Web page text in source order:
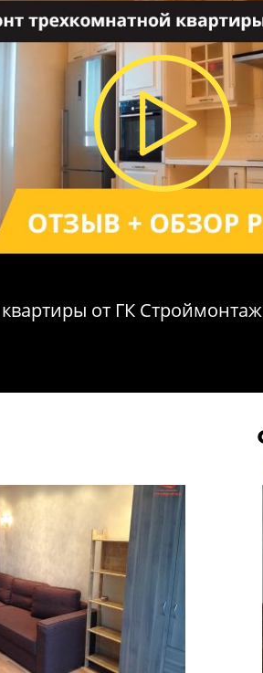
от ГК Строймонтаж